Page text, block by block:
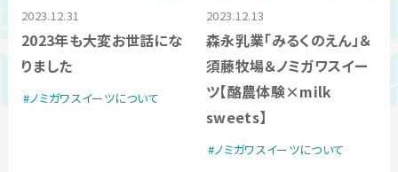
2023.12.31
2023年も大変お世話にな
りました
ノミガワスイーツについて
2023.12.13
森永乳業「みるくのえん」＆
須藤牧場＆ノミガワスイー
ツ【酪農体験×milk
sweets】
ノミガワスイーツについて